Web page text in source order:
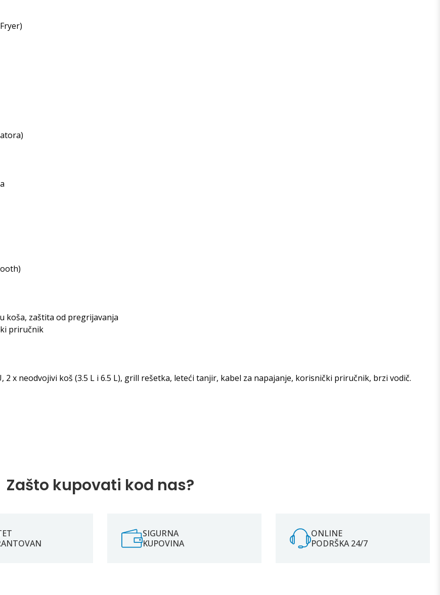
koša, zaštita od pregrijavanja
priručnik
2 x neodvojivi koš (3.5 L i 6.5 L), grill rešetka, leteći tanjir, kabel za napajanje, korisnički priručnik, brzi vodič.
Zašto kupovati kod nas?
SIGURNA
KUPOVINA
ONLINE
PODRŠKA 24/7